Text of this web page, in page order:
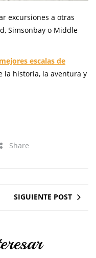
excursiones a otras
Simsonbay o Middle
escalas de
la historia, la aventura y
Share
SIGUIENTE POST